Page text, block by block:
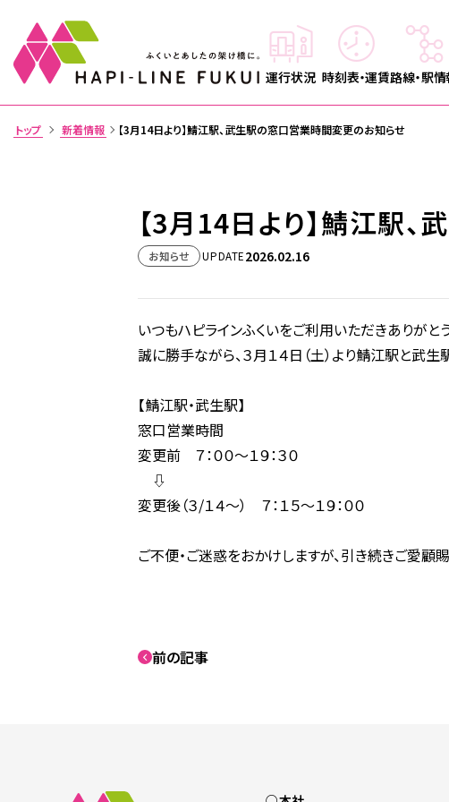
運行状況 時刻表・運賃路線・駅情
トップ 新着情報 【3月14日より】鯖江駅、武生駅の窓口営業時間変更のお知らせ
【3月14日より】鯖江駅
お知らせ UPDATE2026.02.16
いつもハピラインふくいをご利用いただきありがと
誠に勝手ながら、３月１４日（土）より鯖江駅と武
【鯖江駅・武生駅】
窓口営業時間
変更前 ７：００～１９：３０
⇩
変更後（３/１４～） ７：１５～１９：００
ご不便・ご迷惑をおかけしますが、引き続きご愛顧
前の記事